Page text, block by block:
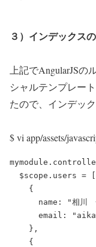
３）インデックス
上記でAngularJS
シャルテンプレー
たので、インデッ
$ vi app/assets/
  $scope.users = [
    {
name: "相川　
email:
    },
    {